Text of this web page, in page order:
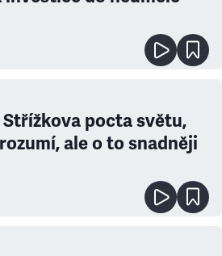
pocta světu,
ale o to snadněji